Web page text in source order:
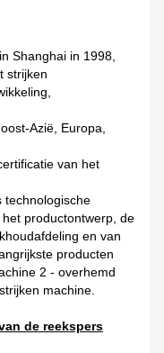
Shanghai in 1998,
strijken
Azië, Europa,
van het
technologische
productontwerp, de
en van
producten
2 - overhemd
machine.
de reekspers